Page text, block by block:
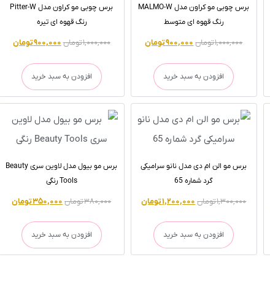
برس چوبی مو کراون مدل MALMO-W
رنگ قهوه ای متوسط
۱,۰۰۰,۰۰۰تومان۹۰۰,۰۰۰تومان
افزودن به سبد خرید
برس چوبی مو کراون مدل Pitter-W
رنگ قهوه ای تیره
۱,۰۰۰,۰۰۰تومان۹۰۰,۰۰۰تومان
افزودن به سبد خرید
برس مو الن ام دی مدل نانو سرامیکی
گرد شماره 65
۱,۳۰۰,۰۰۰تومان ۱,۲۰۰,۰۰۰تومان
افزودن به سبد خرید
برس مو بیول مدل لاوین سری Beauty
Tools رنگی
۳۸۰,۰۰۰تومان ۳۵۰,۰۰۰تومان
افزودن به سبد خرید